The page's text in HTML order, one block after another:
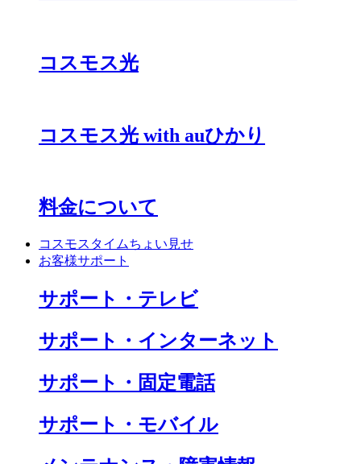
コスモス光
コスモス光 with auひかり
料金について
コスモスタイムちょい見せ
お客様サポート
サポート・テレビ
サポート・インターネット
サポート・固定電話
サポート・モバイル